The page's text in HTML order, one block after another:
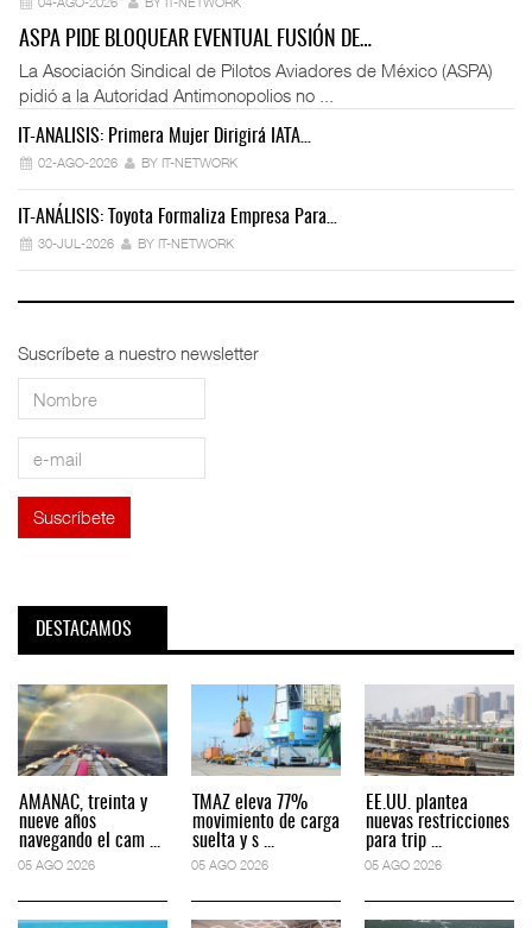
ASPA PIDE BLOQUEAR EVENTUAL FUSIÓN DE…
La Asociación Sindical de Pilotos Aviadores de México (ASPA)
pidió a la Autoridad Antimonopolios no ...
IT-ANÁLISIS: Primera Mujer Dirigirá IATA…
02-AGO-2026 BY IT-NETWORK
IT-ANÁLISIS: Toyota Formaliza Empresa Para…
30-JUL-2026 BY IT-NETWORK
Suscríbete a nuestro newsletter
DESTACAMOS
AMANAC, treinta y
nueve años
navegando el cam ...
05 AGO 2026
TMAZ eleva 77%
movimiento de carga
suelta y s ...
05 AGO 2026
EE.UU. plantea
nuevas restricciones
para trip ...
05 AGO 2026